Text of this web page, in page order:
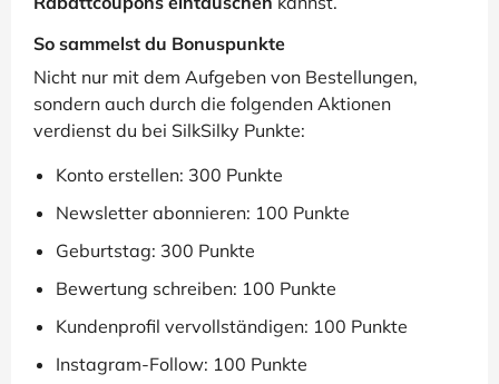
So sammelst du Bonuspunkte
Nicht nur mit dem Aufgeben von Bestellungen,
sondern auch durch die folgenden Aktionen
verdienst du bei SilkSilky Punkte:
Konto erstellen: 300 Punkte
Newsletter abonnieren: 100 Punkte
Geburtstag: 300 Punkte
Bewertung schreiben: 100 Punkte
Kundenprofil vervollständigen: 100 Punkte
Instagram-Follow: 100 Punkte